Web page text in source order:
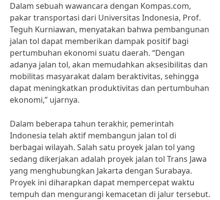
Dalam sebuah wawancara dengan Kompas.com,
pakar transportasi dari Universitas Indonesia, Prof.
Teguh Kurniawan, menyatakan bahwa pembangunan
jalan tol dapat memberikan dampak positif bagi
pertumbuhan ekonomi suatu daerah. “Dengan
adanya jalan tol, akan memudahkan aksesibilitas dan
mobilitas masyarakat dalam beraktivitas, sehingga
dapat meningkatkan produktivitas dan pertumbuhan
ekonomi,” ujarnya.
Dalam beberapa tahun terakhir, pemerintah
Indonesia telah aktif membangun jalan tol di
berbagai wilayah. Salah satu proyek jalan tol yang
sedang dikerjakan adalah proyek jalan tol Trans Jawa
yang menghubungkan Jakarta dengan Surabaya.
Proyek ini diharapkan dapat mempercepat waktu
tempuh dan mengurangi kemacetan di jalur tersebut.